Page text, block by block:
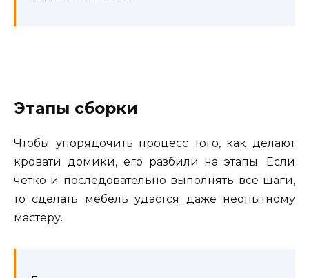
Этапы сборки
Чтобы упорядочить процесс того, как делают
кровати домики, его разбили на этапы. Если
четко и последовательно выполнять все шаги,
то сделать мебель удастся даже неопытному
мастеру.